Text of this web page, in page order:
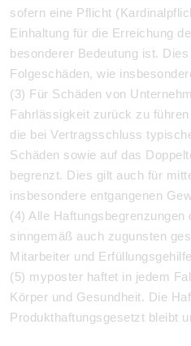
sofern eine Pflicht
Einhaltung für die Erreichung
besonderer Bedeutung ist.
Folgeschäden, wie
(3) Für Schäden von
Fahrlässigkeit zurück zu
die bei Vertragsschluss
Schäden sowie auf das
begrenzt. Dies gilt auch für
insbesondere entgangenen
(4) Alle
sinngemäß auch zugunsten
Mitarbeiter und
(5) myposter haftet in jedem
Körper und Gesundheit. Die
Produkthaftungsgesetzt bleibt